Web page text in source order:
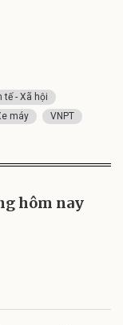
tế - Xã hội
máy
VNPT
hôm nay